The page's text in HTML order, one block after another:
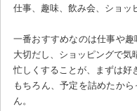
仕事、趣味、飲み会、ショッ
一番おすすめなのは仕事や
大切だし、ショッピングで気
忙しくすることが、まずは好
もちろん、予定を詰めたか
ん。